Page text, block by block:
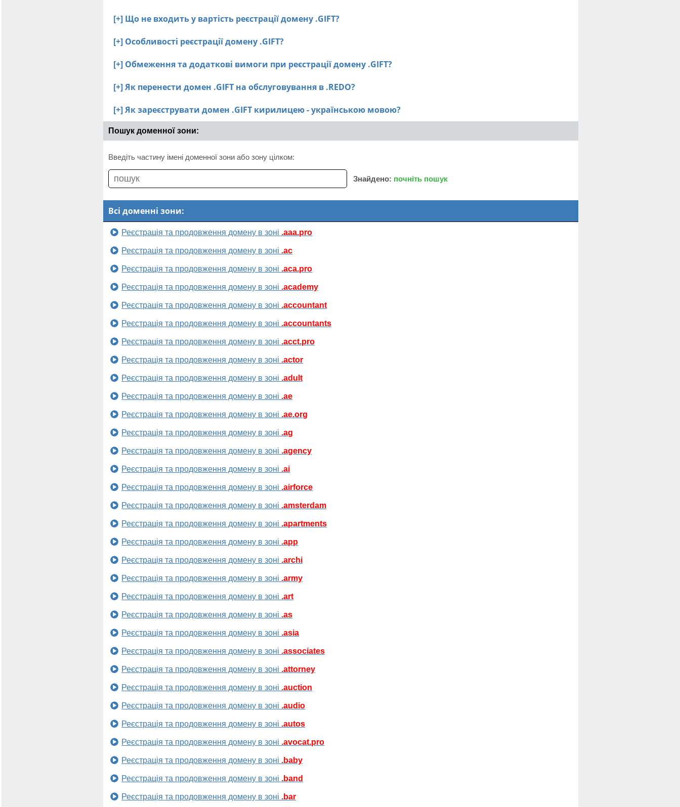
[+] Що не входить у вартість реєстрації домену .GIFT?
[+] Особливості реєстрації домену .GIFT?
[+] Обмеження та додаткові вимоги при реєстрації домену .GIFT?
[+] Як перенести домен .GIFT на обслуговування в .REDO?
[+] Як зареєструвати домен .GIFT кирилицею - українською мовою?
Пошук доменної зони:
Введіть частину імені доменної зони або зону цілком:
Знайдено: почніть пошук
Всі доменні зони:
Реєстрація та продовження домену в зоні .aaa.pro
Реєстрація та продовження домену в зоні .ac
Реєстрація та продовження домену в зоні .aca.pro
Реєстрація та продовження домену в зоні .academy
Реєстрація та продовження домену в зоні .accountant
Реєстрація та продовження домену в зоні .accountants
Реєстрація та продовження домену в зоні .acct.pro
Реєстрація та продовження домену в зоні .actor
Реєстрація та продовження домену в зоні .adult
Реєстрація та продовження домену в зоні .ae
Реєстрація та продовження домену в зоні .ae.org
Реєстрація та продовження домену в зоні .ag
Реєстрація та продовження домену в зоні .agency
Реєстрація та продовження домену в зоні .ai
Реєстрація та продовження домену в зоні .airforce
Реєстрація та продовження домену в зоні .amsterdam
Реєстрація та продовження домену в зоні .apartments
Реєстрація та продовження домену в зоні .app
Реєстрація та продовження домену в зоні .archi
Реєстрація та продовження домену в зоні .army
Реєстрація та продовження домену в зоні .art
Реєстрація та продовження домену в зоні .as
Реєстрація та продовження домену в зоні .asia
Реєстрація та продовження домену в зоні .associates
Реєстрація та продовження домену в зоні .attorney
Реєстрація та продовження домену в зоні .auction
Реєстрація та продовження домену в зоні .audio
Реєстрація та продовження домену в зоні .autos
Реєстрація та продовження домену в зоні .avocat.pro
Реєстрація та продовження домену в зоні .baby
Реєстрація та продовження домену в зоні .band
Реєстрація та продовження домену в зоні .bar